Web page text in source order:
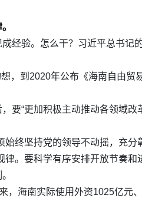
经验。怎么干？习近平总书记
，到2020年公布《海南自由
要“更加积极主动推动各领域改
终坚持党的领导不动摇，充分
。要科学有序安排开放节奏和
，海南实际使用外资1025亿元